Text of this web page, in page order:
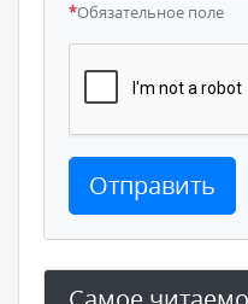
*Обязательное поле
Отправить